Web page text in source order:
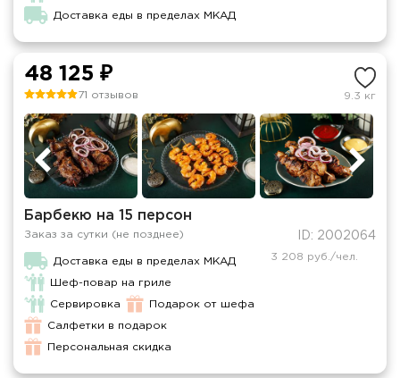
Доставка еды в пределах МКАД
48 125 ₽
71 отзывов 9.3 кг
Барбекю на 15 персон
Заказ за сутки (не позднее) ID: 2002064
Доставка еды в пределах МКАД
Шеф-повар на гриле
Сервировка Подарок от шефа
Салфетки в подарок
Персональная скидка
3 208 руб./чел.